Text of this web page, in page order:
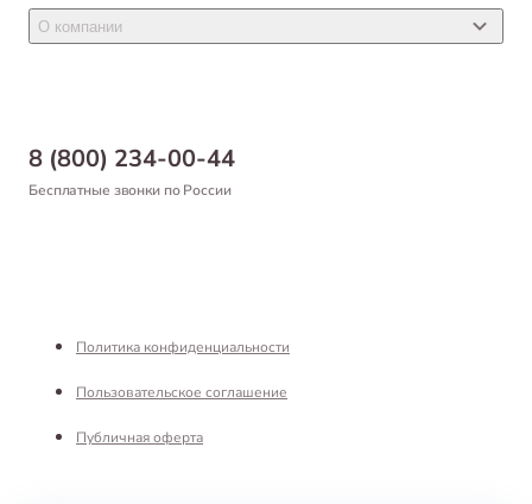
8 (800) 234-00-44
Бесплатные звонки по России
Товары для птиц
Новости
Самовывоз
Оформление заказа
О компании
Благотворительный фонд
Реквизиты
Политика конфиденциальности
Пользовательское соглашение
Публичная оферта